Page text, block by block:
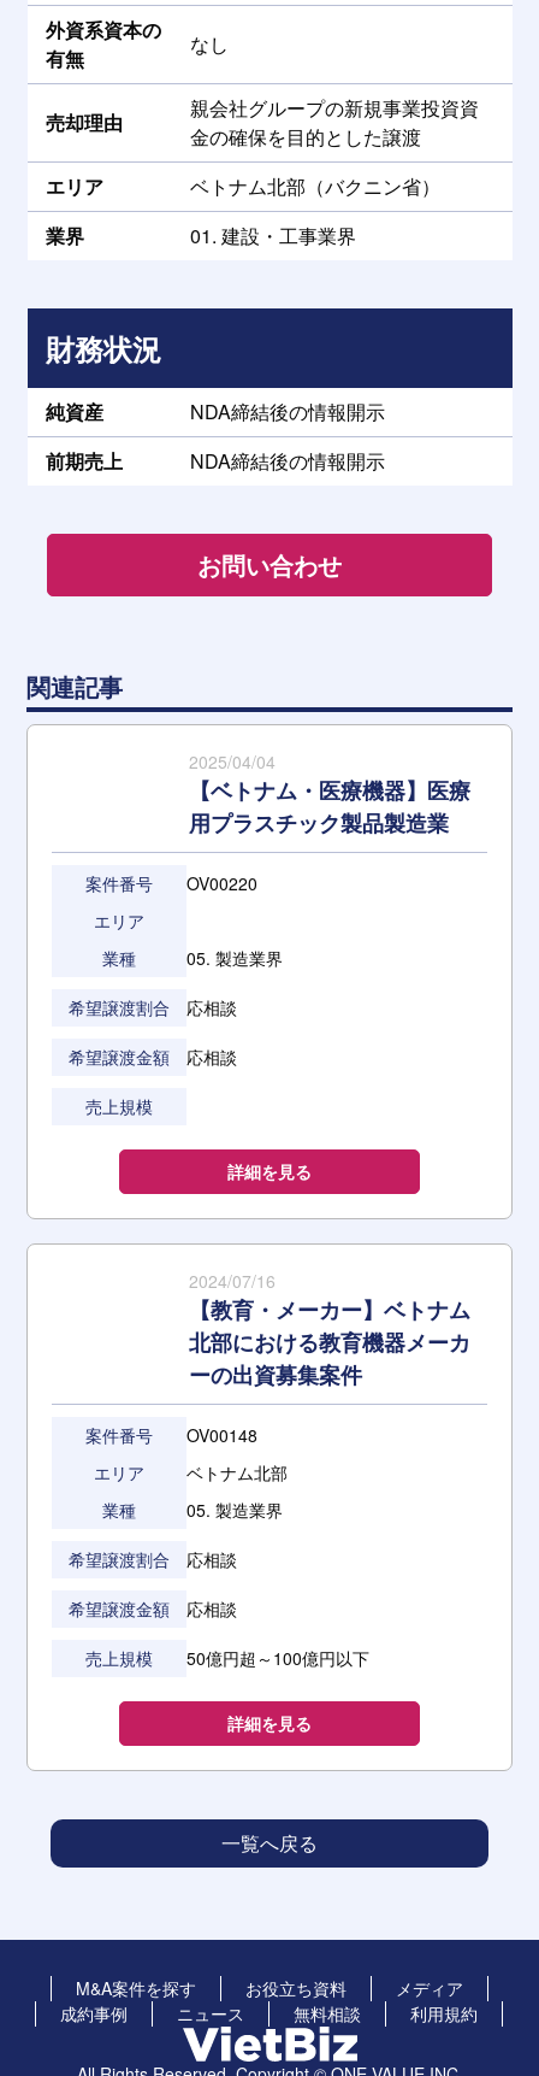
外資系資本の
有無
なし
売却理由
親会社グループの新規事業投資資
金の確保を目的とした譲渡
エリア
ベトナム北部（バクニン省）
業界
01. 建設・工事業界
財務状況
純資産
NDA締結後の情報開示
前期売上
NDA締結後の情報開示
お問い合わせ
関連記事
2025/04/04
【ベトナム・医療機器】医療
用プラスチック製品製造業
案件番号
OV00220
エリア
業種
05. 製造業界
希望譲渡割合 応相談
希望譲渡金額 応相談
売上規模
詳細を見る
2024/07/16
【教育・メーカー】ベトナム
北部における教育機器メーカ
ーの出資募集案件
案件番号
OV00148
エリア
ベトナム北部
業種
05. 製造業界
希望譲渡割合 応相談
希望譲渡金額 応相談
売上規模 50億円超～100億円以下
詳細を見る
一覧へ戻る
M&A案件を探す お役立ち資料
メディア
成約事例
ニュース 無料相談 利用規約